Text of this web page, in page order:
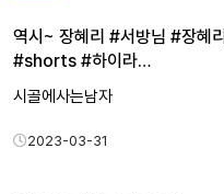
역시~ 장혜리 #서방님 #장혜리
#shorts #하이라…
시골에사는남자
2023-03-31